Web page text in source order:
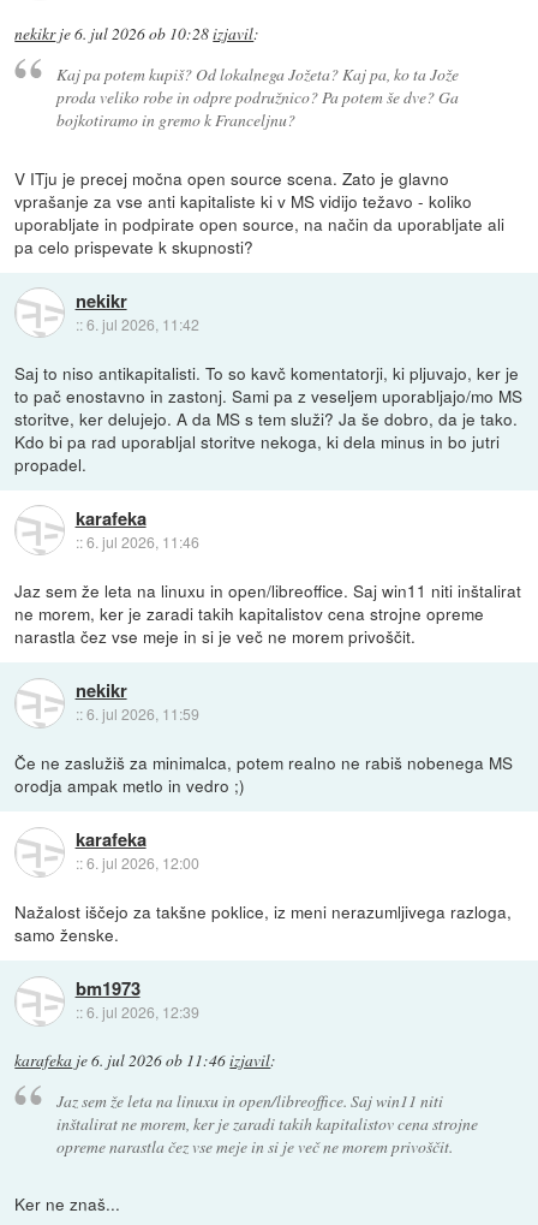
nekikrje6. jul 2026 ob 10:28izjavil:
Kaj pa potem kupiš? Od lokalnega Jožeta? Kaj pa, ko ta Jože
proda veliko robe in odpre podružnico? Pa potem še dve? Ga
bojkotiramo in gremo k Franceljnu?
V ITju je precej močna open source scena. Zato je glavno
vprašanje za vse anti kapitaliste ki v MS vidijo težavo - koliko
uporabljate in podpirate open source, na način da uporabljate ali
pa celo prispevate k skupnosti?
nekikr
::6. jul 2026, 11:42
Saj to niso antikapitalisti. To so kavč komentatorji, ki pljuvajo, ker je
to pač enostavno in zastonj. Sami pa z veseljem uporabljajo/mo MS
storitve, ker delujejo. A da MS s tem služi? Ja še dobro, da je tako.
Kdo bi pa rad uporabljal storitve nekoga, ki dela minus in bo jutri
propadel.
karafeka
::6. jul 2026, 11:46
Jaz sem že leta na linuxu in open/libreoffice. Saj win11 niti inštalirat
ne morem, ker je zaradi takih kapitalistov cena strojne opreme
narastla čez vse meje in si je več ne morem privoščit.
nekikr
::6. jul 2026, 11:59
Če ne zaslužiš za minimalca, potem realno ne rabiš nobenega MS
orodja ampak metlo in vedro ;)
karafeka
::6. jul 2026, 12:00
Nažalost iščejo za takšne poklice, iz meni nerazumljivega razloga,
samo ženske.
bm1973
::6. jul 2026, 12:39
karafeka je6. jul 2026 ob 11:46izjavil:
Jaz sem že leta na linuxu in open/libreoffice. Saj win11 niti
inštalirat ne morem, ker je zaradi takih kapitalistov cena strojne
opreme narastla čez vse meje in si je več ne morem privoščit.
Ker ne znaš...